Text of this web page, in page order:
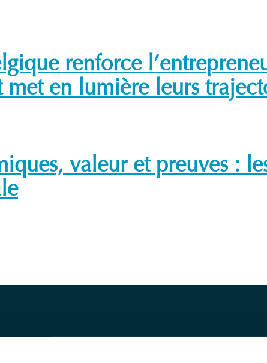
renforce
met en lumière leurs
valeur et preuves :